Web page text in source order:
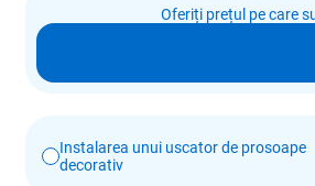
Oferiți prețul pe care
Instalarea unui uscator de prosoape
decorativ